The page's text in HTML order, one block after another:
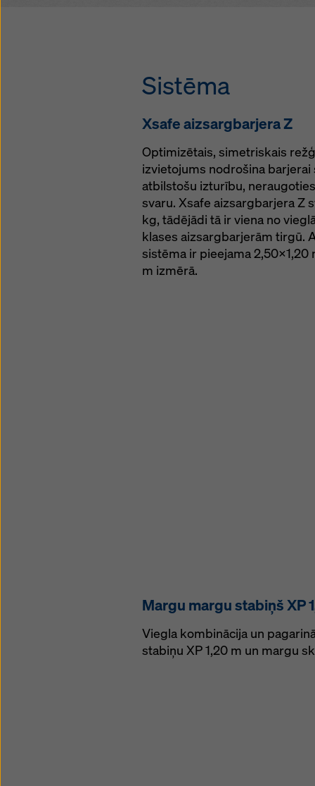
nedēļā Doka
optimizēts palešu
ekonomiskai
Sistēma
Xsafe aizsargbarjera Z
Optimizētais, simetriskais
izvietojums nodrošina barjerai
atbilstošu izturību,
svaru. Xsafe aizsargbarjera Z
kg, tādējādi tā ir viena no
klases aizsargbarjerām tirgū.
sistēma ir pieejama 2,50x1,20
m izmērā.
Margu margu stabiņš XP
Viegla kombinācija un
stabiņu XP 1,20 m un margu